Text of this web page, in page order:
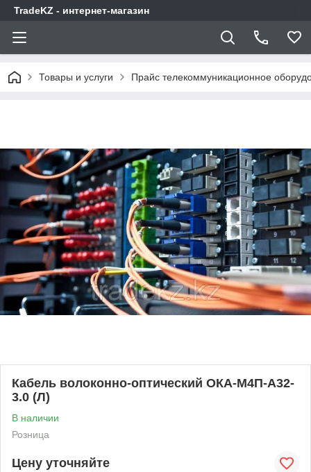
TradeKZ - интернет-магазин
Товары и услуги Прайс телекоммуникационное
Кабель волоконно-оптический ОКА-М4П-А32-
3.0 (Л)
В наличии
Розница
Цену уточняйте